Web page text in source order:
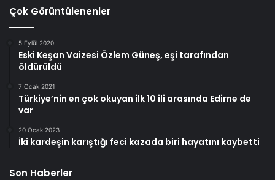
Çok Görüntülenenler
5 Eylül 2020
Eski Keşan Vaizesi Özlem Güneş, eşi tarafından
öldürüldü
7 Ocak 2021
Türkiye’nin en çok okuyan ilk 10 ili arasında Edirne de
var
20 Ocak 2023
İki kardeşin karıştığı feci kazada biri hayatını kaybetti
Son Haberler